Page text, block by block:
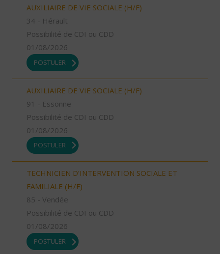
AUXILIAIRE DE VIE SOCIALE (H/F)
34 - Hérault
Possibilité de CDI ou CDD
01/08/2026
POSTULER
AUXILIAIRE DE VIE SOCIALE (H/F)
91 - Essonne
Possibilité de CDI ou CDD
01/08/2026
POSTULER
TECHNICIEN D’INTERVENTION SOCIALE ET
FAMILIALE (H/F)
85 - Vendée
Possibilité de CDI ou CDD
01/08/2026
POSTULER